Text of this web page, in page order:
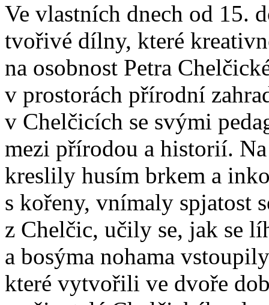
Ve vlastních dnech od 15.
tvořivé dílny, které
na osobnost Petra
v prostorách přírodní
v Chelčicích se svými
mezi přírodou a historií.
kreslily husím brkem a
s kořeny, vnímaly spjatost
z Chelčic, učily se, jak se
a bosýma nohama
které vytvořili ve dvoře